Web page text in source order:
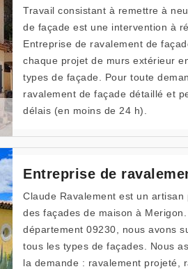
Travail consistant à remettre à
de façade est une intervention à
Entreprise de ravalement de
chaque projet de murs extérieur
types de façade. Pour toute
ravalement de façade détaillé et
délais (en moins de 24 h).
Entreprise de
Claude Ravalement est un
des façades de maison à
département 09230, nous avons
tous les types de façades. Nous
la demande : ravalement projeté,